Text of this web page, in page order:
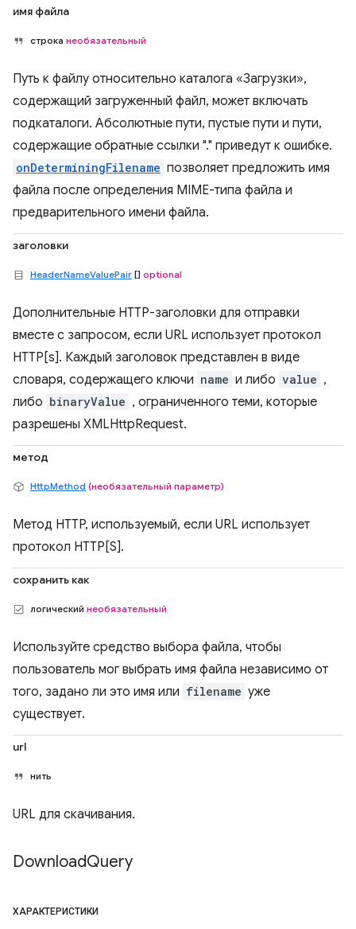
имя файла
строка необязательный
Путь к файлу относительно каталога «Загрузки»,
содержащий загруженный файл, может включать
подкаталоги. Абсолютные пути, пустые пути и пути,
содержащие обратные ссылки "." приведут к ошибке.
onDeterminingFilename позволяет предложить имя
файла после определения MIME-типа файла и
предварительного имени файла.
заголовки
HeaderNameValuePair [] optional
Дополнительные HTTP-заголовки для отправки
вместе с запросом, если URL использует протокол
HTTP[s]. Каждый заголовок представлен в виде
словаря, содержащего ключи name и либо value ,
либо binaryValue , ограниченного теми, которые
разрешены XMLHttpRequest.
метод
HttpMethod (необязательный параметр)
Метод HTTP, используемый, если URL использует
протокол HTTP[S].
сохранить как
логический необязательный
Используйте средство выбора файла, чтобы
пользователь мог выбрать имя файла независимо от
того, задано ли это имя или filename уже
существует.
url
нить
URL для скачивания.
DownloadQuery
ХАРАКТЕРИСТИКИ